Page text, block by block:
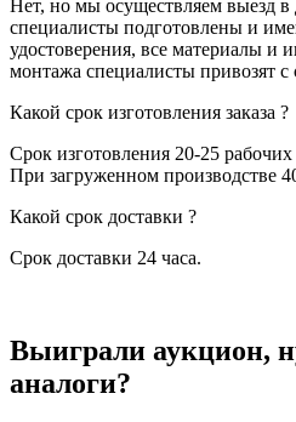
Нет, но мы осуществляем выезд
специалисты подготовлены и
удостоверения, все материалы и
монтажа специалисты привозят с
Какой срок изготовления заказа ?
Срок изготовления 20-25
При загруженном производстве
Какой срок доставки ?
Срок доставки 24 часа.
Выиграли аукцион,
аналоги?